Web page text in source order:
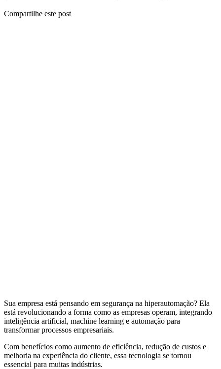
Compartilhe este post
Sua empresa está pensando em segurança na hiperautomação? Ela
está revolucionando a forma como as empresas operam, integrando
inteligência artificial, machine learning e automação para
transformar processos empresariais.
Com benefícios como aumento de eficiência, redução de custos e
melhoria na experiência do cliente, essa tecnologia se tornou
essencial para muitas indústrias.